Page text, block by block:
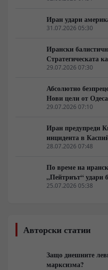
Иран удари
31.07.2026 05:30
Ирански
Стратегическата
Каспийско море
29.07.2026 07:30
Абсолютно
Нови цели от
подготвен за
29.07.2026 07:10
Иран предупреди
инцидента в
28.07.2026 07:48
По време на
„Пейтриът“
25.07.2026 05:38
Авторски статии
Защо днешните
марксизма?